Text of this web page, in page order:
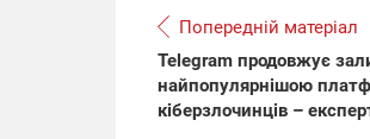
Попередній матеріал
Telegram продовжує
найпопулярнішою
кіберзлочинців –